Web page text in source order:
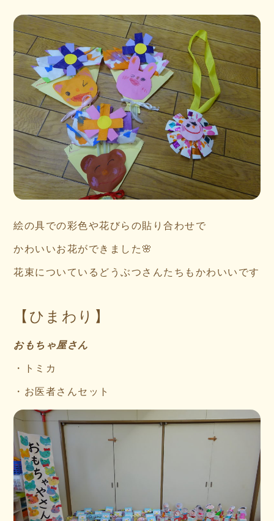
絵の具での彩色や花びらの貼り合わせで
かわいいお花ができました🌸
花束についているどうぶつさんたちもかわいいです
【ひまわり】
おもちゃ屋さん
・トミカ
・お医者さんセット